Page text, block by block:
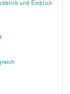
und Einblick